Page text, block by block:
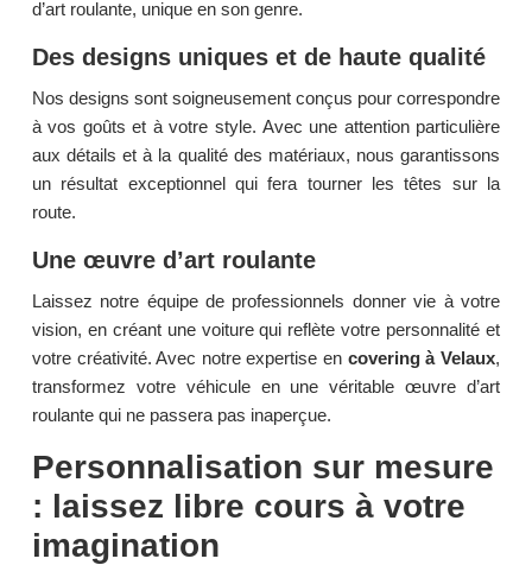
d’art roulante, unique en son genre.
Des designs uniques et de haute qualité
Nos designs sont soigneusement conçus pour correspondre
à vos goûts et à votre style. Avec une attention particulière
aux détails et à la qualité des matériaux, nous garantissons
un résultat exceptionnel qui fera tourner les têtes sur la
route.
Une œuvre d’art roulante
Laissez notre équipe de professionnels donner vie à votre
vision, en créant une voiture qui reflète votre personnalité et
votre créativité. Avec notre expertise en covering à Velaux,
transformez votre véhicule en une véritable œuvre d’art
roulante qui ne passera pas inaperçue.
Personnalisation sur mesure
: laissez libre cours à votre
imagination